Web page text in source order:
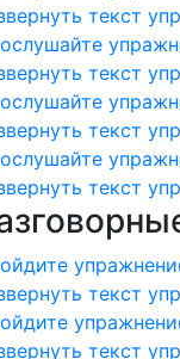
текст
текст
текст
текст
текст
текст